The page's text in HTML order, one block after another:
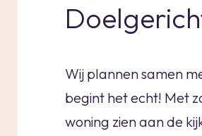
Wij plannen samen
begint het echt! Met
woning zien aan de